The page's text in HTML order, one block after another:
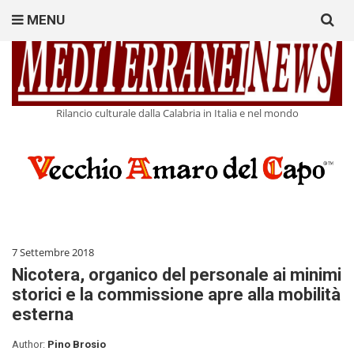
Rilancio culturale dalla Calabria in Italia e nel mondo
MENU
for:
7 Settembre 2018
Nicotera, organico del personale ai minimi
storici e la commissione apre alla mobilità
esterna
Author: Pino Brosio